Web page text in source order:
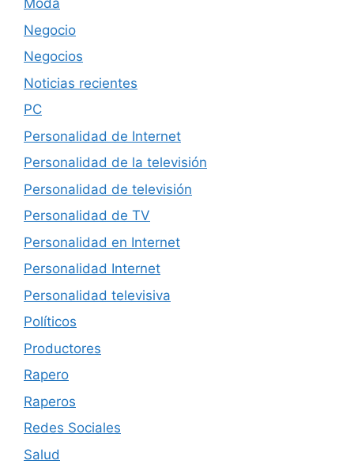
Moda
Negocio
Negocios
Noticias recientes
PC
Personalidad de Internet
Personalidad de la televisión
Personalidad de televisión
Personalidad de TV
Personalidad en Internet
Personalidad Internet
Personalidad televisiva
Políticos
Productores
Rapero
Raperos
Redes Sociales
Salud